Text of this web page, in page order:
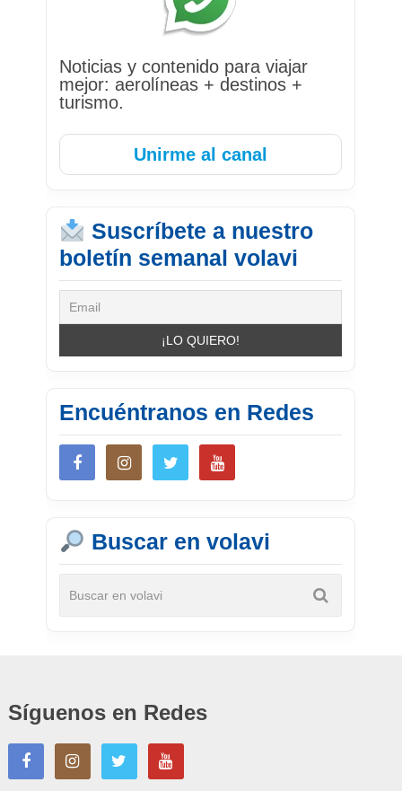
Noticias y contenido para viajar
mejor: aerolíneas + destinos +
turismo.
Unirme al canal
Suscríbete a nuestro
boletín semanal volavi
Encuéntranos en Redes
Buscar en volavi
Síguenos en Redes